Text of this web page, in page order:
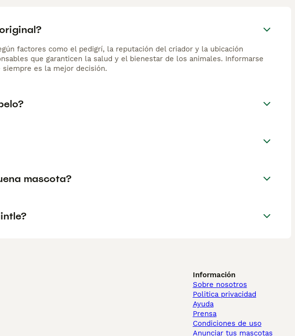
factores como el pedigrí, la reputación del criador y la ubicación
que garanticen la salud y el bienestar de los animales. Informarse
es la mejor decisión.
mascota?
Información
Sobre nosotros
Politica privacidad
Ayuda
Prensa
Condiciones de uso
Anunciar tus mascotas